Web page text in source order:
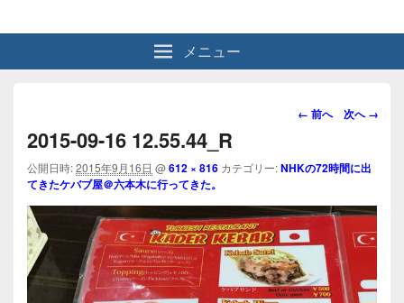
メニュー
画
ビ
ー
シ
ョ
ン
← 前へ 次へ →
2015-09-16 12.55.44_R
公開日時:2015年9月16日 @612 × 816 カテゴリー:NHKの72時間に出
てきたケバブ屋＠六本木に行ってきた。